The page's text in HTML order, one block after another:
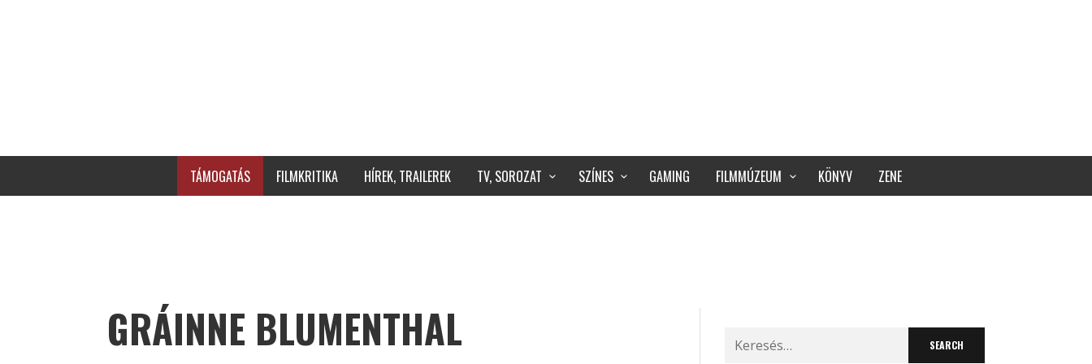
TÁMOGATÁS FILMKRITIKA HÍREK, TRAILEREK TV, SOROZAT SZÍNES GAMING FILMMÚZEUM KÖNYV ZENE
GRÁINNE BLUMENTHAL
Search
for: